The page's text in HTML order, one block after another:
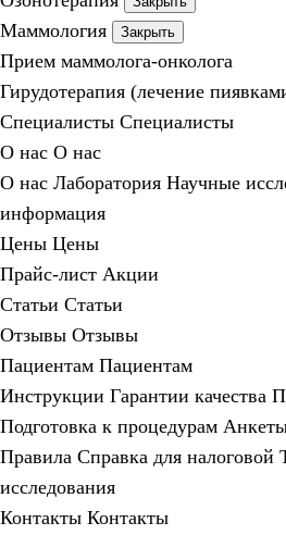
Маммология Закрыть
Прием маммолога-онколога
Гирудотерапия (лечение
Специалисты Специалисты
О нас О нас
О нас Лаборатория Научные
информация
Цены Цены
Прайс-лист Акции
Статьи Статьи
Отзывы Отзывы
Пациентам Пациентам
Инструкции Гарантии качества
Подготовка к процедурам
Правила Справка для налоговой
исследования
Контакты Контакты